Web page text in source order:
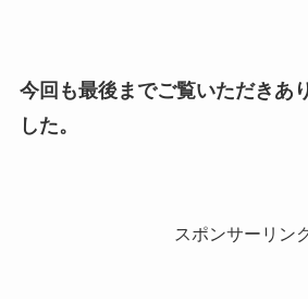
今回も最後までご覧いただきあ
した。
スポンサーリン